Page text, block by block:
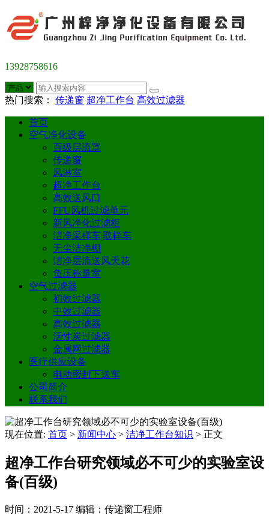
13928758616
热门搜索： 传递窗 超净工作台 高效过滤器
首页
空气净化设备
百级层流罩
传递窗
风淋室
超净工作台
高效送风口
FFU风机过滤单元
新风净化过滤柜
洁净采样车|取样车
无尘洁净棚
洁净层流送风天花
负压称量室
空气过滤器
初效过滤器
中效过滤器
高效过滤器
活性炭过滤器
金属网过滤器
医疗供应设备
电动密封下送车
公司简介
联系我们
现在位置: 首页 > 新闻中心 > 洁净工作台知识 > 正文
超净工作台研究领域必不可少的实验室设
备(百级)
时间：2021-5-17 编辑：传递窗工程师